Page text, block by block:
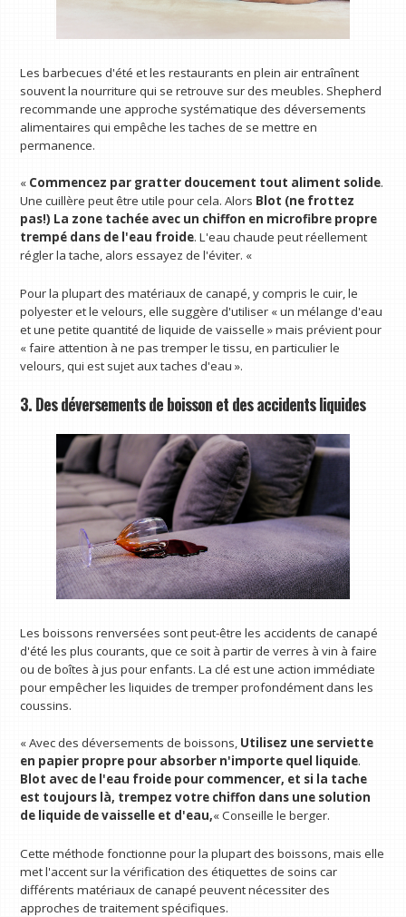
Les barbecues d'été et les restaurants en plein air entraînent
souvent la nourriture qui se retrouve sur des meubles. Shepherd
recommande une approche systématique des déversements
alimentaires qui empêche les taches de se mettre en
permanence.
« Commencez par gratter doucement tout aliment solide.
Une cuillère peut être utile pour cela. Alors Blot (ne frottez
pas!) La zone tachée avec un chiffon en microfibre propre
trempé dans de l'eau froide. L'eau chaude peut réellement
régler la tache, alors essayez de l'éviter. «
Pour la plupart des matériaux de canapé, y compris le cuir, le
polyester et le velours, elle suggère d'utiliser « un mélange d'eau
et une petite quantité de liquide de vaisselle » mais prévient pour
« faire attention à ne pas tremper le tissu, en particulier le
velours, qui est sujet aux taches d'eau ».
3. Des déversements de boisson et des accidents liquides
Les boissons renversées sont peut-être les accidents de canapé
d'été les plus courants, que ce soit à partir de verres à vin à faire
ou de boîtes à jus pour enfants. La clé est une action immédiate
pour empêcher les liquides de tremper profondément dans les
coussins.
« Avec des déversements de boissons, Utilisez une serviette
en papier propre pour absorber n'importe quel liquide.
Blot avec de l'eau froide pour commencer, et si la tache
est toujours là, trempez votre chiffon dans une solution
de liquide de vaisselle et d'eau,« Conseille le berger.
Cette méthode fonctionne pour la plupart des boissons, mais elle
met l'accent sur la vérification des étiquettes de soins car
différents matériaux de canapé peuvent nécessiter des
approches de traitement spécifiques.